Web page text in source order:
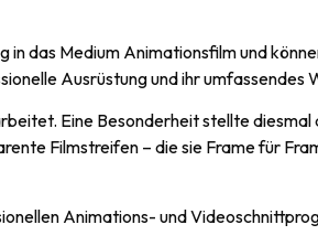
das Medium Animationsfilm und
Ausrüstung und ihr umfassendes
Eine Besonderheit stellte
Filmstreifen – die sie Frame für
Animations- und